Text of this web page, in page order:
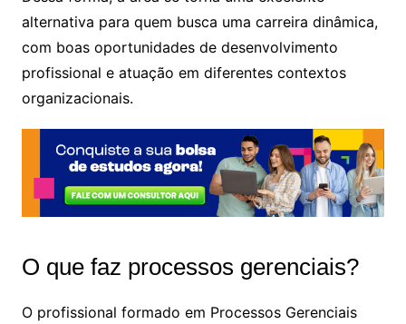
alternativa para quem busca uma carreira dinâmica,
com boas oportunidades de desenvolvimento
profissional e atuação em diferentes contextos
organizacionais.
O que faz processos gerenciais?
O profissional formado em Processos Gerenciais